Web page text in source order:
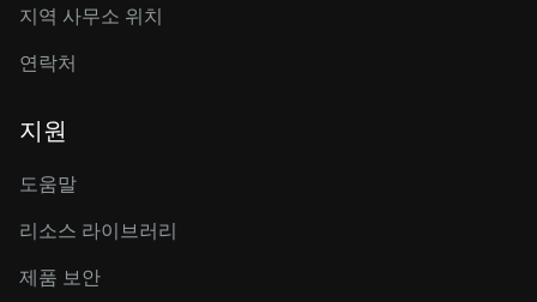
지역 사무소 위치
연락처
지원
도움말
리소스 라이브러리
제품 보안